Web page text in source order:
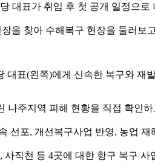
대표가 취임 후 첫 공개 일정으로
을 찾아 수해복구 현장을 둘러보
대표(왼쪽)에게 신속한 복구와
나주지역 피해 현황을 직접 확인
선포, 개선복구사업 반영, 농업
직천 등 4곳에 대한 항구 복구